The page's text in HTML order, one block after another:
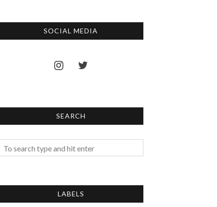
SOCIAL MEDIA
SEARCH
LABELS